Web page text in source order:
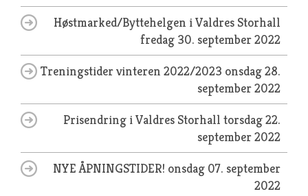
Høstmarked/Byttehelgen i Valdres Storhall
fredag 30. september 2022
Treningstider vinteren 2022/2023 onsdag 28.
september 2022
Prisendring i Valdres Storhall torsdag 22.
september 2022
NYE ÅPNINGSTIDER! onsdag 07. september
2022